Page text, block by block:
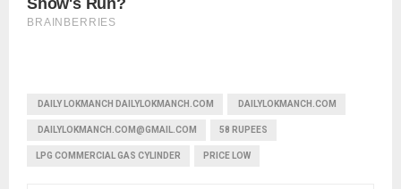
‌ DAILY LOKMANCH DAILYLOKMANCH.COM DAILYLOKMANCH.COM
DAILYLOKMANCH.COM@GMAIL.COM 58 RUPEES
LPG COMMERCIAL GAS CYLINDER PRICE LOW